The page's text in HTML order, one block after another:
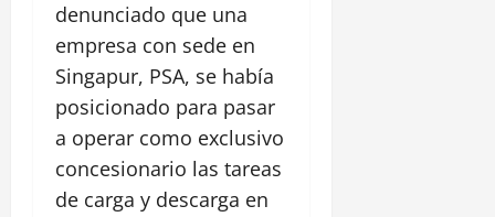
denunciado que una
empresa con sede en
Singapur, PSA, se había
posicionado para pasar
a operar como exclusivo
concesionario las tareas
de carga y descarga en